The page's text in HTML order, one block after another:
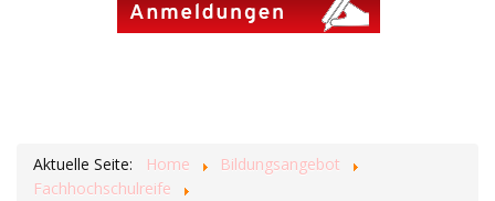
Aktuelle Seite: Home
Bildungsangebot
Fachhochschulreife